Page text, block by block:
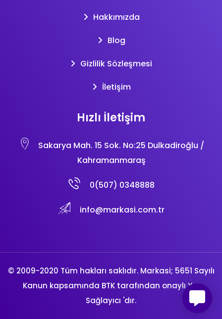
Hakkımızda
Blog
Gizlilik Sözleşmesi
İletişim
Hızlı İletişim
Sakarya Mah. 15 Sok. No:25 Dulkadiroğlu /
Kahramanmaraş
0(507) 0348888
info@markasi.com.tr
© 2009-2020 Tüm hakları saklıdır. Markasi; 5651 Sayılı
Kanun kapsamında BTK tarafından onaylıYer
Sağlayıcı 'dır.